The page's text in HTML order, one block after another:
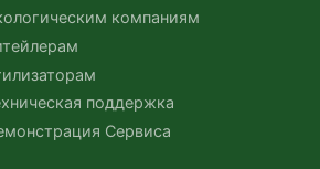
компаниям
поддержка
Сервиса